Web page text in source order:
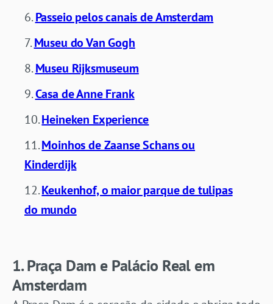
Passeio pelos canais de Amsterdam
Museu do Van Gogh
Museu Rijksmuseum
Casa de Anne Frank
Heineken Experience
Moinhos de Zaanse Schans ou
Kinderdijk
Keukenhof, o maior parque de tulipas
do mundo
1. Praça Dam e Palácio Real em
Amsterdam